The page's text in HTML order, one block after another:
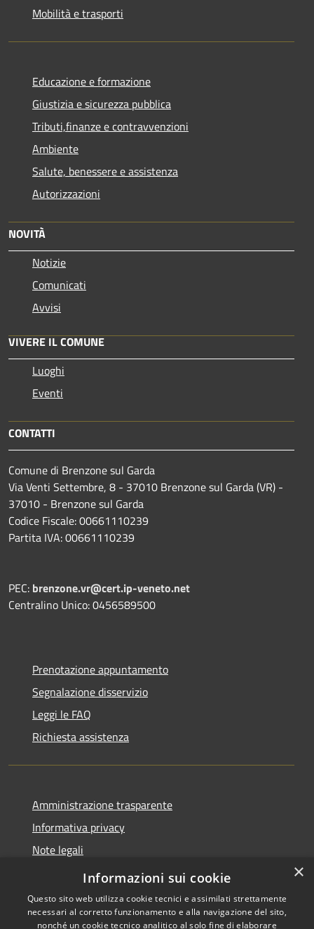
Mobilità e trasporti
Educazione e formazione
Giustizia e sicurezza pubblica
Tributi,finanze e contravvenzioni
Ambiente
Salute, benessere e assistenza
Autorizzazioni
NOVITÀ
Notizie
Comunicati
Avvisi
VIVERE IL COMUNE
Luoghi
Eventi
CONTATTI
Comune di Brenzone sul Garda
Via Venti Settembre, 8 - 37010 Brenzone sul Garda (VR) -
37010 - Brenzone sul Garda
Codice Fiscale: 00661110239
Partita IVA: 00661110239
PEC: brenzone.vr@cert.ip-veneto.net
Centralino Unico: 0456589500
Prenotazione appuntamento
Segnalazione disservizio
Leggi le FAQ
Richiesta assistenza
Amministrazione trasparente
Informativa privacy
Note legali
Dichiarazione di accessibilità
×
Informazioni sui cookie
Questo sito web utilizza cookie tecnici e assimilati strettamente
necessari al corretto funzionamento e alla navigazione del sito,
nonché un cookie tecnico analitico al solo fine di elaborare